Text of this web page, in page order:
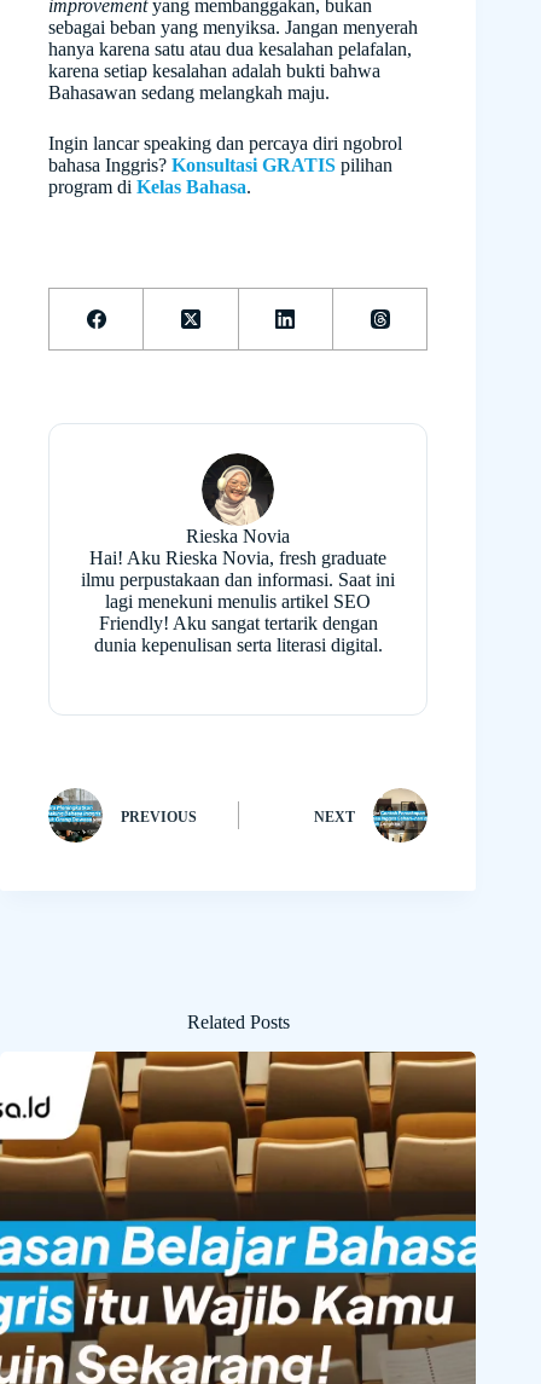
improvementyang membanggakan, bukan
sebagai beban yang menyiksa. Jangan menyerah
hanya karena satu atau dua kesalahan pelafalan,
karena setiap kesalahan adalah bukti bahwa
Bahasawan sedang melangkah maju.
Ingin lancar speaking dan percaya diri ngobrol
bahasa Inggris? Konsultasi GRATIS pilihan
program di Kelas Bahasa.
Rieska Novia
Hai! Aku Rieska Novia, fresh graduate
ilmu perpustakaan dan informasi. Saat ini
lagi menekuni menulis artikel SEO
Friendly! Aku sangat tertarik dengan
dunia kepenulisan serta literasi digital.
PREVIOUS NEXT
Related Posts